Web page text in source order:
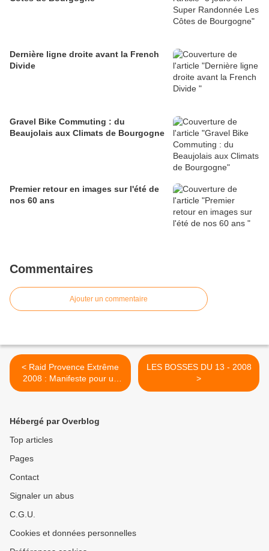
Dernière ligne droite avant la French
Divide
Gravel Bike Commuting : du
Beaujolais aux Climats de Bourgogne
Premier retour en images sur l'été de
nos 60 ans
Commentaires
Ajouter un commentaire
< Raid Provence Extrême
2008 : Manifeste pour un
cyclisme vagabond
LES BOSSES DU 13 - 2008
>
Hébergé par Overblog
Top articles
Pages
Contact
Signaler un abus
C.G.U.
Cookies et données personnelles